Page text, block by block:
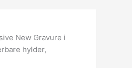
New Gravure i
hylder,